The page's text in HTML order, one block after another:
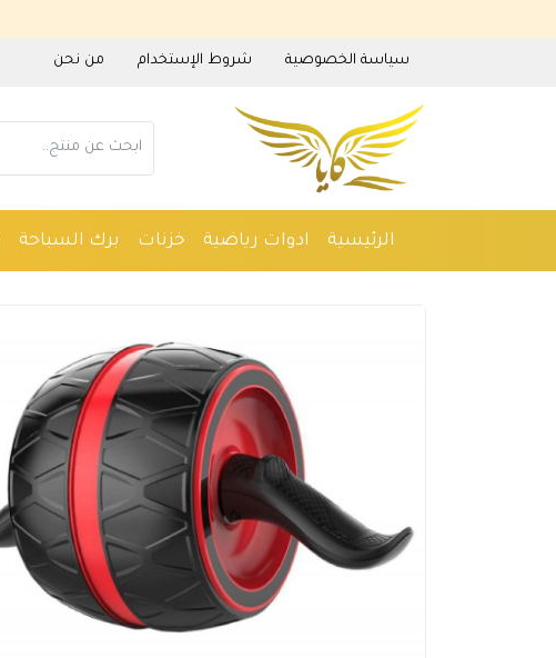
سياسة الخصوصية شروط الإستخدام من نحن
الرئيسية ادوات رياضية خزنات برك السباحة